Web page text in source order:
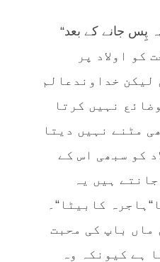
پِس جانے کے بعد“
کو اولاد پر
لیکن خداوندعالم
نہیں کرتا
مٹنے نہیں دیتا
کو سبھی اس کے
ہیں یہ
کابیٹا“۔
ماں باپ کی محبت
ہے کیونکہ وہ